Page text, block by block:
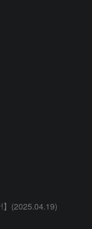
(2025.04.19)